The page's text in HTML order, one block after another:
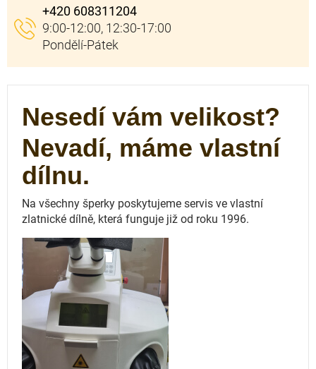
+420 608311204
Nesedí vám velikost?
Nevadí, máme vlastní
dílnu.
Na všechny šperky poskytujeme servis ve vlastní
zlatnické dílně, která funguje již od roku 1996.